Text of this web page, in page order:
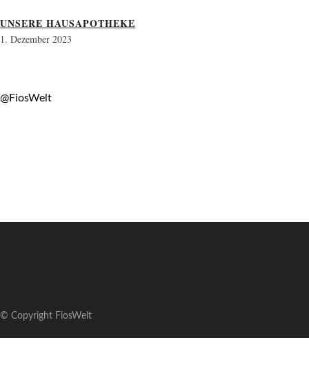
UNSERE HAUSAPOTHEKE
1. Dezember 2023
@FiosWelt
© Copyright FiosWelt